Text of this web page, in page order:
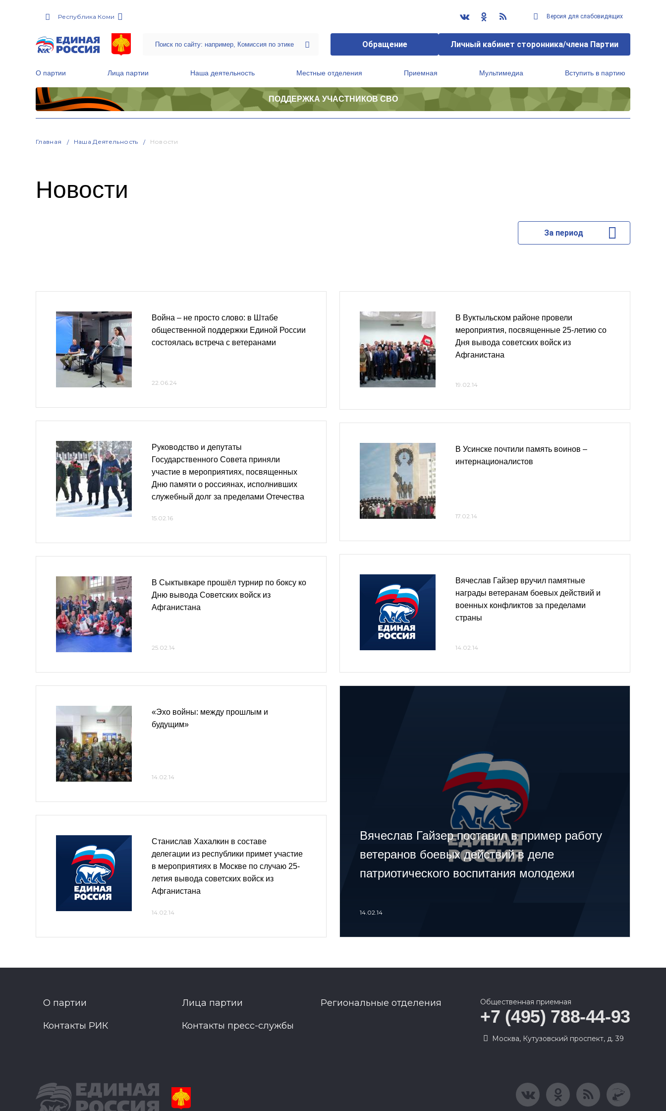
Республика Коми Версия для слабовидящих
Обращение Личный кабинет сторонника/члена Партии
О партии Лица партии Наша деятельность Местные отделения Приемная Мультимедиа Вступить в партию
ПОДДЕРЖКА УЧАСТНИКОВ СВО
Главная Наша Деятельность Новости
Новости
За период
Война – не просто слово: в Штабе
общественной поддержки Единой России
состоялась встреча с ветеранами
22.06.24
Руководство и депутаты
Государственного Совета приняли
участие в мероприятиях, посвященных
Дню памяти о россиянах, исполнивших
служебный долг за пределами Отечества
15.02.16
В Сыктывкаре прошёл турнир по боксу ко
Дню вывода Советских войск из
Афганистана
25.02.14
В Вуктыльском районе провели
мероприятия, посвященные 25-летию со
Дня вывода советских войск из
Афганистана
19.02.14
В Усинске почтили память воинов –
интернационалистов
17.02.14
Вячеслав Гайзер вручил памятные
награды ветеранам боевых действий и
военных конфликтов за пределами
страны
14.02.14
«Эхо войны: между прошлым и
будущим»
14.02.14
Станислав Хахалкин в составе
делегации из республики примет участие
в мероприятиях в Москве по случаю 25-
летия вывода советских войск из
Афганистана
14.02.14
Вячеслав Гайзер поставил в пример работу
ветеранов боевых действий в деле
патриотического воспитания молодежи
14.02.14
О партии Лица партии Региональные отделения
Контакты РИК Контакты пресс-службы
Общественная приемная
+7 (495) 788-44-93
Москва, Кутузовский проспект, д. 39